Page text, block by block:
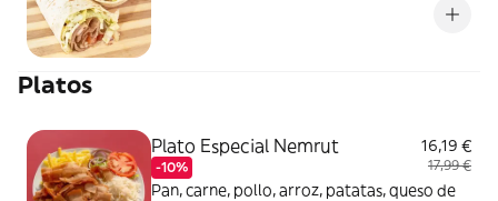
Platos
Plato Especial Nemrut
-10%
16,19 €
17,99 €
Pan, carne, pollo, arroz, patatas, queso de